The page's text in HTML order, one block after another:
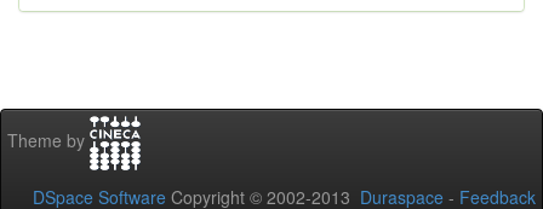
Theme by
DSpace Software Copyright © 2002-2013 Duraspace - Feedback